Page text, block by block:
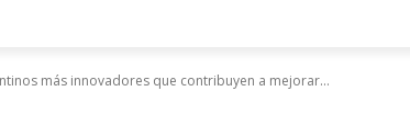
más innovadores que contribuyen a mejorar...